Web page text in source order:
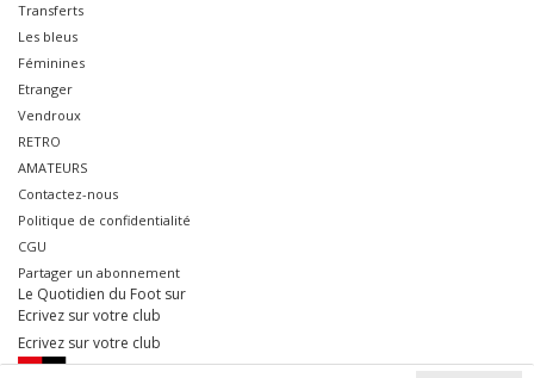
Transferts
Les bleus
Féminines
Etranger
Vendroux
RETRO
AMATEURS
Contactez-nous
Politique de confidentialité
CGU
Partager un abonnement
Le Quotidien du Foot sur
Ecrivez sur votre club
Ecrivez sur votre club